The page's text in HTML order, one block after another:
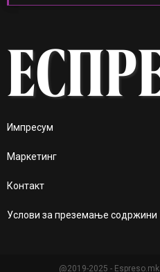
Импресум
Маркетинг
Контакт
Услови за преземање содржини
@2019-2025 -